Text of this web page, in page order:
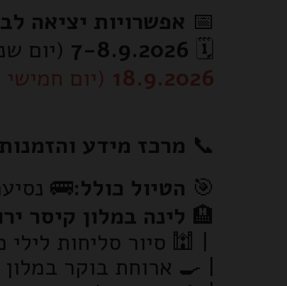
📅 אפשרויות יציאה
🗓️
7-8.9.2026 (יום
18.9.2026 (יום
📞 מרכז מידע
🎯 הטיול כולל:🚌
🏨 לינה במלון קיסר
| 🕍 סיור סליחות
| 🍳 ארוחת בוקר במלון